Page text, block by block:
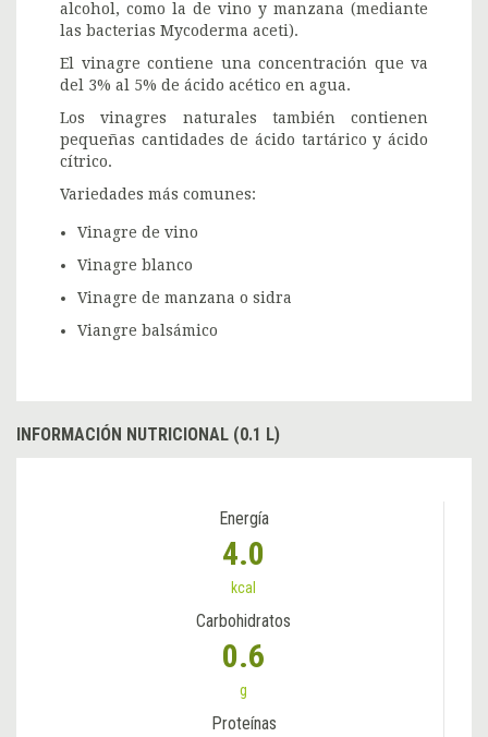
alcohol, como la de vino y manzana (mediante
las bacterias Mycoderma aceti).
El vinagre contiene una concentración que va
del 3% al 5% de ácido acético en agua.
Los vinagres naturales también contienen
pequeñas cantidades de ácido tartárico y ácido
cítrico.
Variedades más comunes:
Vinagre de vino
Vinagre blanco
Vinagre de manzana o sidra
Viangre balsámico
INFORMACIÓN NUTRICIONAL (0.1 L)
Energía
4.0
kcal
Carbohidratos
0.6
g
Proteínas